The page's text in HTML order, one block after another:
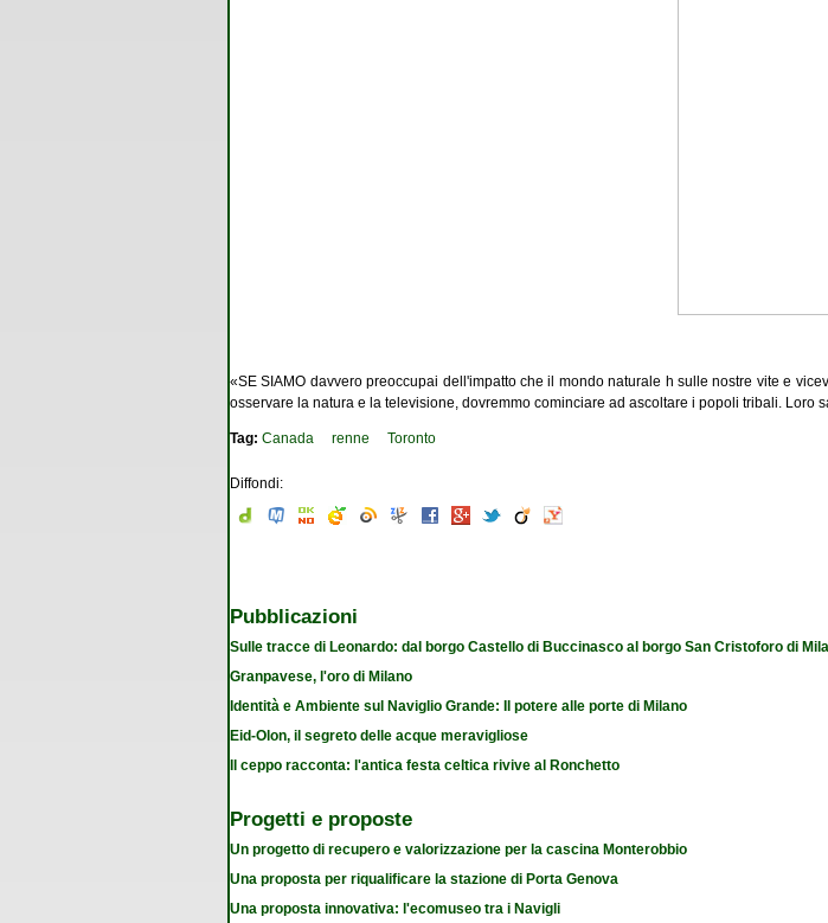
«SE SIAMO davvero preoccupai dell'impatto che il mondo naturale h sulle nostre vite e
osservare la natura e la televisione, dovremmo cominciare ad ascoltare i popoli tribali. Loro
Tag: Canada renne Toronto
Diffondi:
Pubblicazioni
Sulle tracce di Leonardo: dal borgo Castello di Buccinasco al borgo San Cristoforo di
Granpavese, l'oro di Milano
Identità e Ambiente sul Naviglio Grande: Il potere alle porte di Milano
Eid-Olon, il segreto delle acque meravigliose
Il ceppo racconta: l'antica festa celtica rivive al Ronchetto
Progetti e proposte
Un progetto di recupero e valorizzazione per la cascina Monterobbio
Una proposta per riqualificare la stazione di Porta Genova
Una proposta innovativa: l'ecomuseo tra i Navigli